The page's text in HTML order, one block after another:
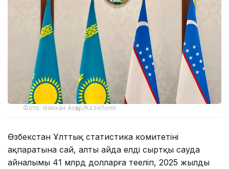
Фото: Әлихан Асқар/Kazinform
Өзбекстан Ұлттық статистика комитетінің
ақпаратына сай, алты айда елдің сыртқы сауда
айналымы 41 млрд долларға теңеліп, 2025 жылдың